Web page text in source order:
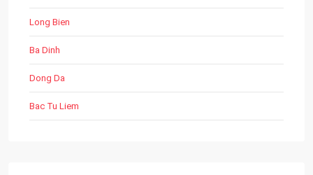
Long Bien
Ba Dinh
Dong Da
Bac Tu Liem